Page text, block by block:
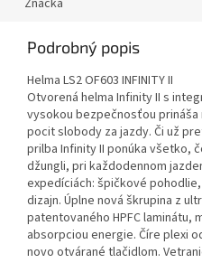
Podrobný popis
Helma LS2 OF603 INFINITY II
Otvorená helma Infinity II s
vysokou bezpečnosťou
pocit slobody za jazdy. Či už
prilba Infinity II ponúka všetko,
džungli, pri každodennom
expedíciách: špičkové
dizajn. Úplne nová škrupina z
patentovaného HPFC laminátu,
absorpciou energie. Číre plexi
novo otvárané tlačidlom.